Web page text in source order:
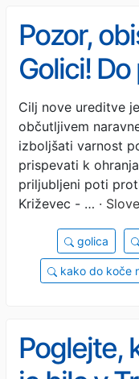
Pozor,
Golici!
poleti z
mogli
Cilj nove ureditve
občutljivem
izboljšati varnost
prispevati k
priljubljeni poti
Križevec - … ·
golica
kako do koče
Poglejte,